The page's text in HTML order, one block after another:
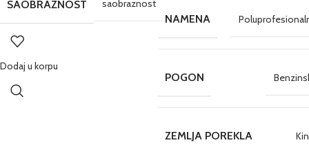
SAOBRAZNOST
saobraznost
Dodaj u korpu
NAMENA
POGON
ZEMLJA POREKLA